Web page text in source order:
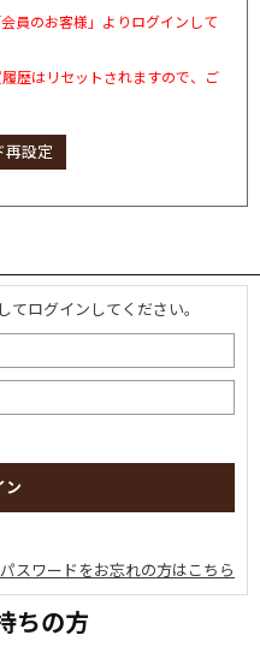
員のお客様」よりログインして
歴はリセットされますので、ご
再設定
てログインしてください。
パスワードをお忘れの方はこちら
ちの方